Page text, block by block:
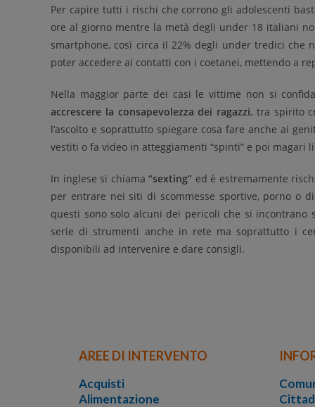
Per capire tutti i rischi che corrono gli adolescenti
ore al giorno mentre la metà degli under 18 italiani
smartphone, così circa il 22% degli under tredici che
poter accedere ai contatti con i coetanei, mettendo a
Nella maggior parte dei casi le vittime non si
accrescere la consapevolezza dei ragazzi, tra spirito
l’ascolto e soprattutto spiegare cosa fare anche ai
vestiti o fa video in atteggiamenti “spinti” e poi magari
In inglese si chiama “sexting” ed è estremamente
per entrare nei siti di scommesse sportive, porno o
questi sono solo alcuni dei pericoli che si
serie di strumenti anche in rete ma soprattutto i
disponibili ad intervenire e dare consigli.
AREE DI INTERVENTO
Acquisti
Alimentazione